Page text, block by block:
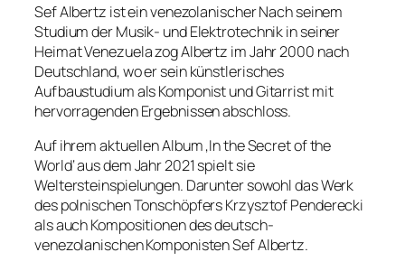
Sef Albertz ist ein venezolanischer Nach seinem
Studium der Musik- und Elektrotechnik in seiner
Heimat Venezuela zog Albertz im Jahr 2000 nach
Deutschland, wo er sein künstlerisches
Aufbaustudium als Komponist und Gitarrist mit
hervorragenden Ergebnissen abschloss.
Auf ihrem aktuellen Album ‚In the Secret of the
World‘ aus dem Jahr 2021 spielt sie
Weltersteinspielungen. Darunter sowohl das Werk
des polnischen Tonschöpfers Krzysztof Penderecki
als auch Kompositionen des deutsch-
venezolanischen Komponisten Sef Albertz.